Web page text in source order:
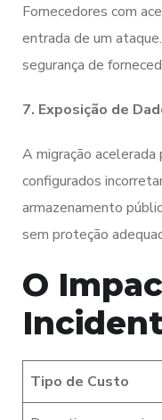
Fornecedores com
entrada de um
segurança de
7. Exposição de
A migração
configurados
armazenamento
sem proteção
O
Tipo de Custo